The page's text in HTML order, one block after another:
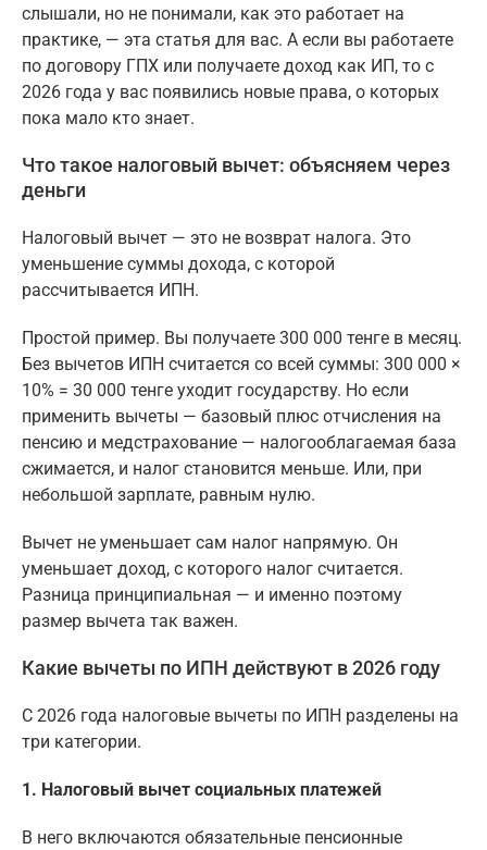
слышали, но не понимали, как это работает на
практике, — эта статья для вас. А если вы работаете
по договору ГПХ или получаете доход как ИП, то с
2026 года у вас появились новые права, о которых
пока мало кто знает.
Что такое налоговый вычет: объясняем через
деньги
Налоговый вычет — это не возврат налога. Это
уменьшение суммы дохода, с которой
рассчитывается ИПН.
Простой пример. Вы получаете 300 000 тенге в месяц.
Без вычетов ИПН считается со всей суммы: 300 000 ×
10% = 30 000 тенге уходит государству. Но если
применить вычеты — базовый плюс отчисления на
пенсию и медстрахование — налогооблагаемая база
сжимается, и налог становится меньше. Или, при
небольшой зарплате, равным нулю.
Вычет не уменьшает сам налог напрямую. Он
уменьшает доход, с которого налог считается.
Разница принципиальная — и именно поэтому
размер вычета так важен.
Какие вычеты по ИПН действуют в 2026 году
С 2026 года налоговые вычеты по ИПН разделены на
три категории.
1. Налоговый вычет социальных платежей
В него включаются обязательные пенсионные